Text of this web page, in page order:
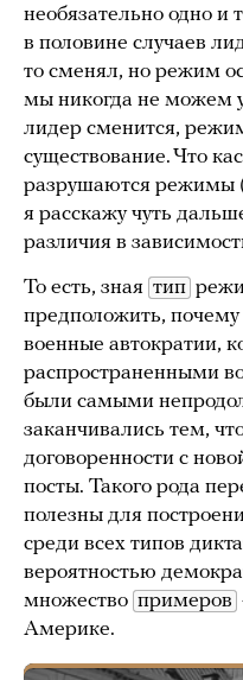
необязательно одно
в половине случаев
то сменял, но режим
мы никогда не можем
лидер сменится,
существование. Что
разрушаются режимы
я расскажу чуть
различия в
То есть, зная тип
предположить,
военные автократии,
распространенными
были самыми
заканчивались тем,
договоренности с
посты. Такого рода
полезны для
среди всех типов
вероятностью
множество примеров
Америке.